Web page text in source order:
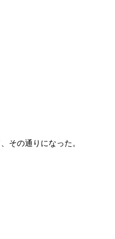
その通りになった。